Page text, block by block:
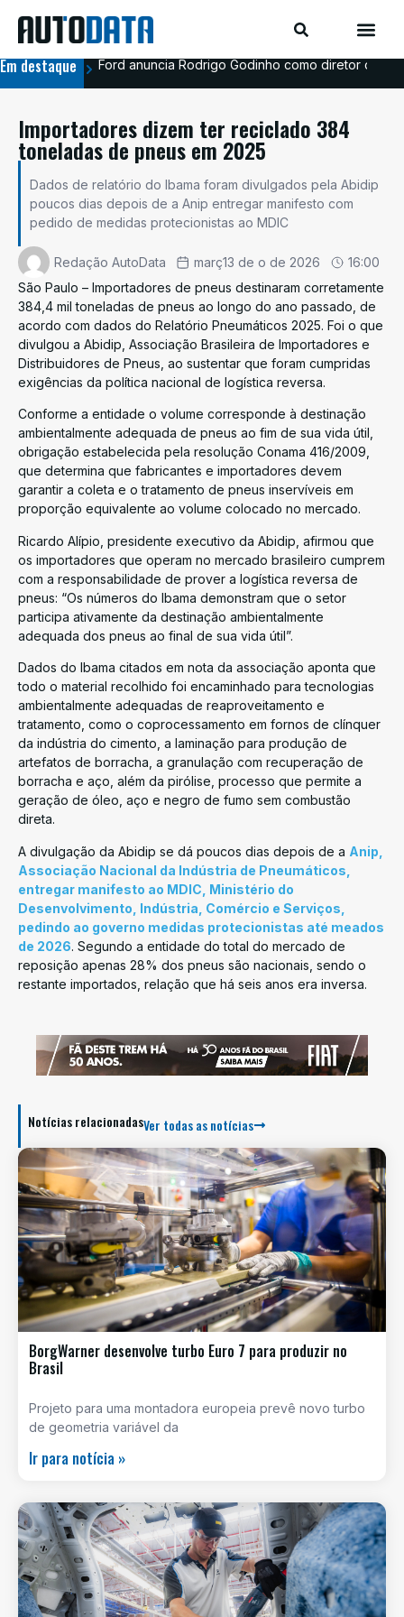
Em destaque Ford anuncia Rodrigo Godinho como diretor de
Importadores dizem ter reciclado 384
toneladas de pneus em 2025
Dados de relatório do Ibama foram divulgados pela Abidip
poucos dias depois de a Anip entregar manifesto com
pedido de medidas protecionistas ao MDIC
Redação AutoData març13 de o de 2026
16:00
São Paulo – Importadores de pneus destinaram corretamente
384,4 mil toneladas de pneus ao longo do ano passado, de
acordo com dados do Relatório Pneumáticos 2025. Foi o que
divulgou a Abidip, Associação Brasileira de Importadores e
Distribuidores de Pneus, ao sustentar que foram cumpridas
exigências da política nacional de logística reversa.
Conforme a entidade o volume corresponde à destinação
ambientalmente adequada de pneus ao fim de sua vida útil,
obrigação estabelecida pela resolução Conama 416/2009,
que determina que fabricantes e importadores devem
garantir a coleta e o tratamento de pneus inservíveis em
proporção equivalente ao volume colocado no mercado.
Ricardo Alípio, presidente executivo da Abidip, afirmou que
os importadores que operam no mercado brasileiro cumprem
com a responsabilidade de prover a logística reversa de
pneus: “Os números do Ibama demonstram que o setor
participa ativamente da destinação ambientalmente
adequada dos pneus ao final de sua vida útil”.
Dados do Ibama citados em nota da associação aponta que
todo o material recolhido foi encaminhado para tecnologias
ambientalmente adequadas de reaproveitamento e
tratamento, como o coprocessamento em fornos de clínquer
da indústria do cimento, a laminação para produção de
artefatos de borracha, a granulação com recuperação de
borracha e aço, além da pirólise, processo que permite a
geração de óleo, aço e negro de fumo sem combustão
direta.
A divulgação da Abidip se dá poucos dias depois de a Anip,
Associação Nacional da Indústria de Pneumáticos,
entregar manifesto ao MDIC, Ministério do
Desenvolvimento, Indústria, Comércio e Serviços,
pedindo ao governo medidas protecionistas até meados
de 2026. Segundo a entidade do total do mercado de
reposição apenas 28% dos pneus são nacionais, sendo o
restante importados, relação que há seis anos era inversa.
Notícias relacionadasVer todas as notícias
BorgWarner desenvolve turbo Euro 7 para produzir no
Brasil
Projeto para uma montadora europeia prevê novo turbo
de geometria variável da
Ir para notícia »